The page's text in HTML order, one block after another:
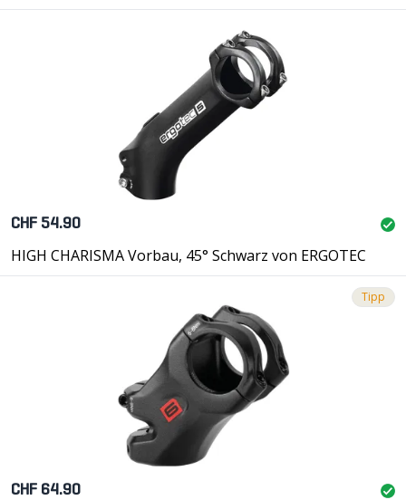
CHF 54.90
HIGH CHARISMA Vorbau, 45° Schwarz von ERGOTEC
Tipp
CHF 64.90